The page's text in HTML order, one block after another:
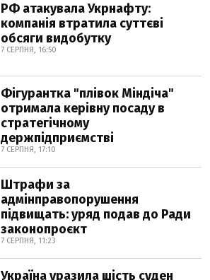
РФ атакувала Укрнафту:
компанія втратила суттєві
обсяги видобутку
7 СЕРПНЯ, 16:50
Фігурантка "плівок Міндіча"
отримала керівну посаду в
стратегічному
держпідприємстві
7 СЕРПНЯ, 17:10
Штрафи за
адмінправопорушення
підвищать: уряд подав до Ради
законопроєкт
7 СЕРПНЯ, 11:23
Україна уразила шість суден